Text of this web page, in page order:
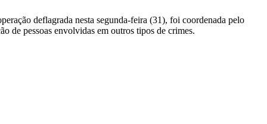
deflagrada nesta segunda-feira (31), foi coordenada pelo
de pessoas envolvidas em outros tipos de crimes.